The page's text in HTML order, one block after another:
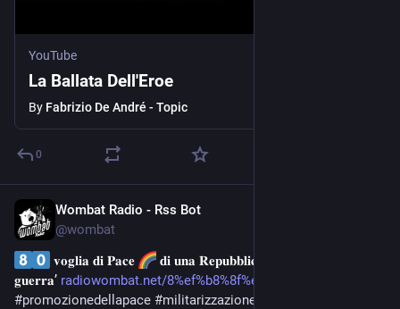
YouTube
La Ballata Dell'Eroe
By Fabrizio De André - Topic
0
Wombat Radio - Rss Bot
@wombat
𝐯𝐨𝐠𝐥𝐢𝐚 𝐝𝐢 𝐏𝐚𝐜𝐞
𝐝𝐢 𝐮𝐧𝐚 𝐑𝐞𝐩𝐮𝐛𝐛𝐥𝐢𝐜𝐚 𝐜𝐡𝐞 ‘𝐫𝐢𝐩𝐮𝐝𝐢𝐚 𝐥𝐚
𝐠𝐮𝐞𝐫𝐫𝐚’ radiowombat.net/8%ef%b8%8f%e2%
#promozionedellapace #militarizzazione